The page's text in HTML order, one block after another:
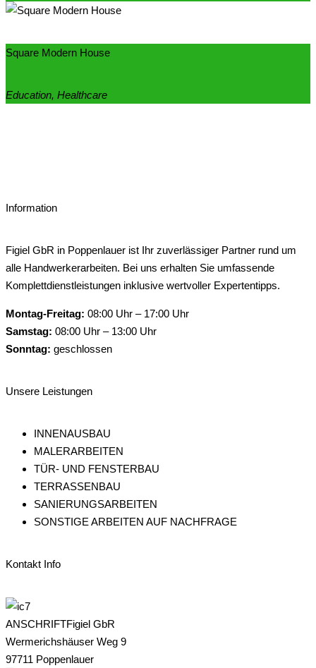
Square Modern House
Education, Healthcare
Information
Figiel GbR in Poppenlauer ist Ihr zuverlässiger Partner rund um
alle Handwerkerarbeiten. Bei uns erhalten Sie umfassende
Komplettdienstleistungen inklusive wertvoller Expertentipps.
Montag-Freitag: 08:00 Uhr – 17:00 Uhr
Samstag: 08:00 Uhr – 13:00 Uhr
Sonntag: geschlossen
Unsere Leistungen
INNENAUSBAU
MALERARBEITEN
TÜR- UND FENSTERBAU
TERRASSENBAU
SANIERUNGSARBEITEN
SONSTIGE ARBEITEN AUF NACHFRAGE
Kontakt Info
ANSCHRIFTFigiel GbR
Wermerichshäuser Weg 9
97711 Poppenlauer